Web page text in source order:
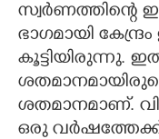
സ്വർണത്തിന്റെ
ഭാഗമായി
കൂട്ടിയിരുന്നു.
ശതമാനമാണ്.
ഒരു